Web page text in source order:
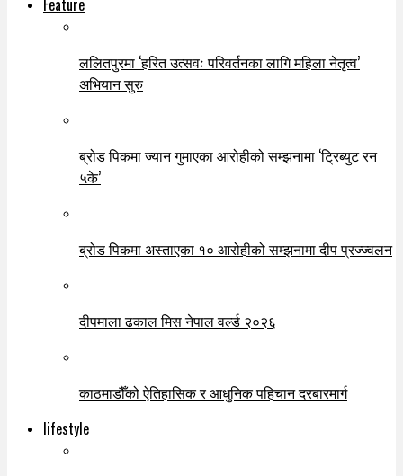
Feature
ललितपुरमा ‘हरित उत्सवः परिवर्तनका लागि महिला नेतृत्व’
अभियान सुरु
ब्रोड पिकमा ज्यान गुमाएका आरोहीको सम्झनामा ‘ट्रिब्युट रन
५के’
ब्रोड पिकमा अस्ताएका १० आरोहीको सम्झनामा दीप प्रज्ज्वलन
दीपमाला ढकाल मिस नेपाल वर्ल्ड २०२६
काठमाडौँको ऐतिहासिक र आधुनिक पहिचान दरबारमार्ग
lifestyle